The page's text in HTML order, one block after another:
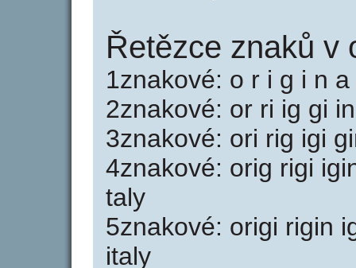
Řetězce znaků v
1znakové: o r i g i n
2znakové: or ri ig gi
3znakové: ori rig igi
4znakové: orig rigi
taly
5znakové: origi rigin
italy